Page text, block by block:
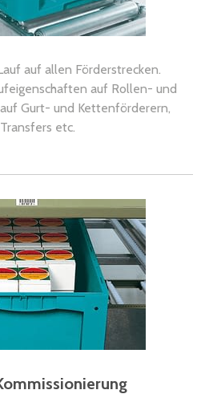
auf allen Förderstrecken.
auf Rollen- und
Gurt- und Kettenförderern,
Transfers etc.